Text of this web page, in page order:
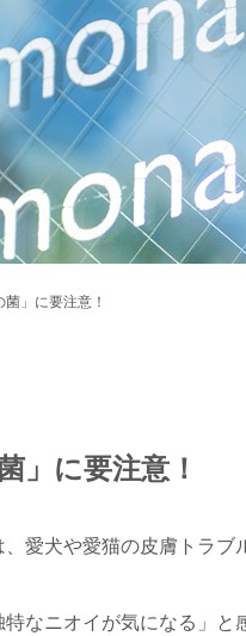
」に要注意！
」に要注意！
愛犬や愛猫の皮膚トラブ
なニオイが気になる」と